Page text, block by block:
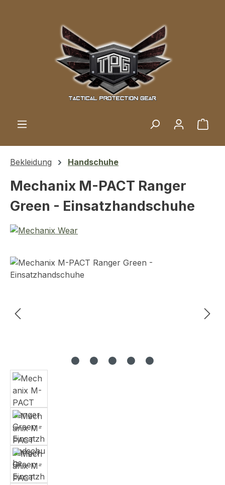
Bekleidung Handschuhe
Mechanix M-PACT Ranger
Green - Einsatzhandschuhe
Bildergalerie überspringen